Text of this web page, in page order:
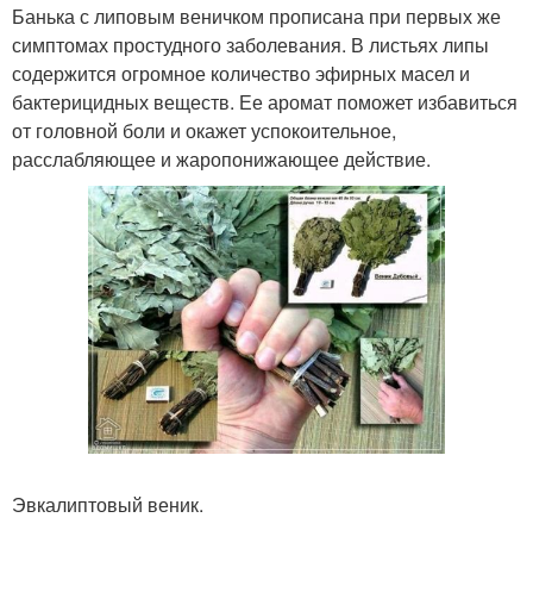
Банька с липовым веничком прописана при первых же
симптомах простудного заболевания. В листьях липы
содержится огромное количество эфирных масел и
бактерицидных веществ. Ее аромат поможет избавиться
от головной боли и окажет успокоительное,
расслабляющее и жаропонижающее действие.
Эвкалиптовый веник.